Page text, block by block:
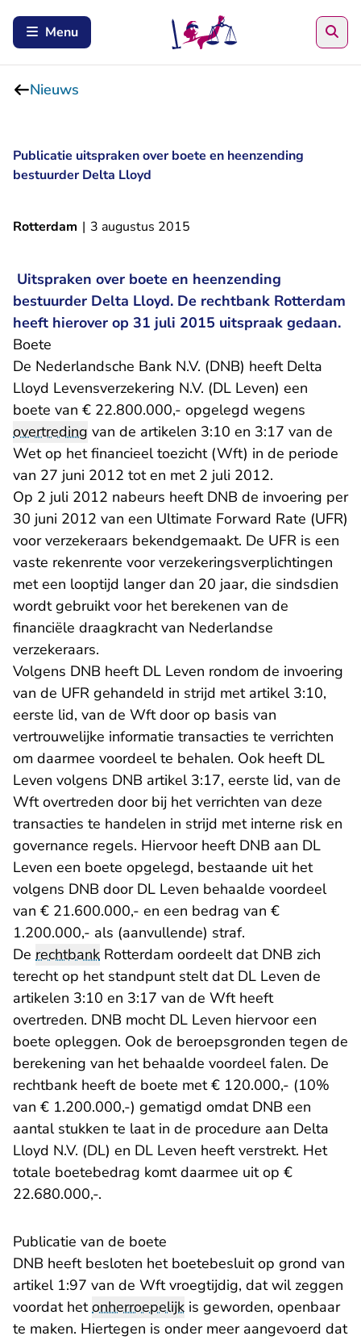
Menu
Nieuws
Publicatie uitspraken over boete en heenzending
bestuurder Delta Lloyd
Rotterdam | 3 augustus 2015
Uitspraken over boete en heenzending
bestuurder Delta Lloyd. De rechtbank Rotterdam
heeft hierover op 31 juli 2015 uitspraak gedaan.
Boete
De Nederlandsche Bank N.V. (DNB) heeft Delta
Lloyd Levensverzekering N.V. (DL Leven) een
boete van € 22.800.000,- opgelegd wegens
overtreding van de artikelen 3:10 en 3:17 van de
Wet op het financieel toezicht (Wft) in de periode
van 27 juni 2012 tot en met 2 juli 2012.
Op 2 juli 2012 nabeurs heeft DNB de invoering per
30 juni 2012 van een Ultimate Forward Rate (UFR)
voor verzekeraars bekendgemaakt. De UFR is een
vaste rekenrente voor verzekeringsverplichtingen
met een looptijd langer dan 20 jaar, die sindsdien
wordt gebruikt voor het berekenen van de
financiële draagkracht van Nederlandse
verzekeraars.
Volgens DNB heeft DL Leven rondom de invoering
van de UFR gehandeld in strijd met artikel 3:10,
eerste lid, van de Wft door op basis van
vertrouwelijke informatie transacties te verrichten
om daarmee voordeel te behalen. Ook heeft DL
Leven volgens DNB artikel 3:17, eerste lid, van de
Wft overtreden door bij het verrichten van deze
transacties te handelen in strijd met interne risk en
governance regels. Hiervoor heeft DNB aan DL
Leven een boete opgelegd, bestaande uit het
volgens DNB door DL Leven behaalde voordeel
van € 21.600.000,- en een bedrag van €
1.200.000,- als (aanvullende) straf.
De rechtbank Rotterdam oordeelt dat DNB zich
terecht op het standpunt stelt dat DL Leven de
artikelen 3:10 en 3:17 van de Wft heeft
overtreden. DNB mocht DL Leven hiervoor een
boete opleggen. Ook de beroepsgronden tegen de
berekening van het behaalde voordeel falen. De
rechtbank heeft de boete met € 120.000,- (10%
van € 1.200.000,-) gematigd omdat DNB een
aantal stukken te laat in de procedure aan Delta
Lloyd N.V. (DL) en DL Leven heeft verstrekt. Het
totale boetebedrag komt daarmee uit op €
22.680.000,-.
Publicatie van de boete
DNB heeft besloten het boetebesluit op grond van
artikel 1:97 van de Wft vroegtijdig, dat wil zeggen
voordat hetonherroepelijk is geworden, openbaar
te maken. Hiertegen is onder meer aangevoerd dat